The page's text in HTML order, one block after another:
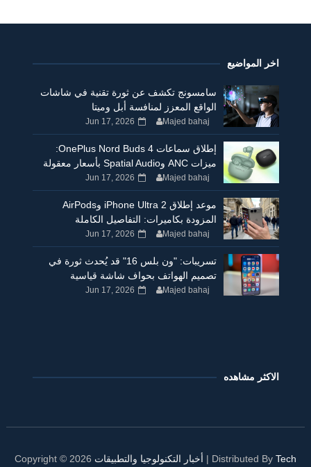
اخر المواضيع
سامسونج تكشف عن ثورة تقنية في شاشات
الواقع المعزز لمنافسة أبل وميتا
Majed bahaj
Jun 17, 2026
إطلاق سماعات OnePlus Nord Buds 4:
ميزات ANC وSpatial Audio بأسعار معقولة
Majed bahaj
Jun 17, 2026
موعد إطلاق iPhone Ultra 2 وAirPods
المزودة بكاميرات: التفاصيل الكاملة
Majed bahaj
Jun 17, 2026
تسريبات: "ون بلس 16" قد يُحدث ثورة في
تصميم الهواتف بحواف شاشة قياسية
Majed bahaj
Jun 17, 2026
الاكثر مشاهده
Copyright © 2026 أخبار التكنولوجيا والتطبيقات | Distributed By Tech